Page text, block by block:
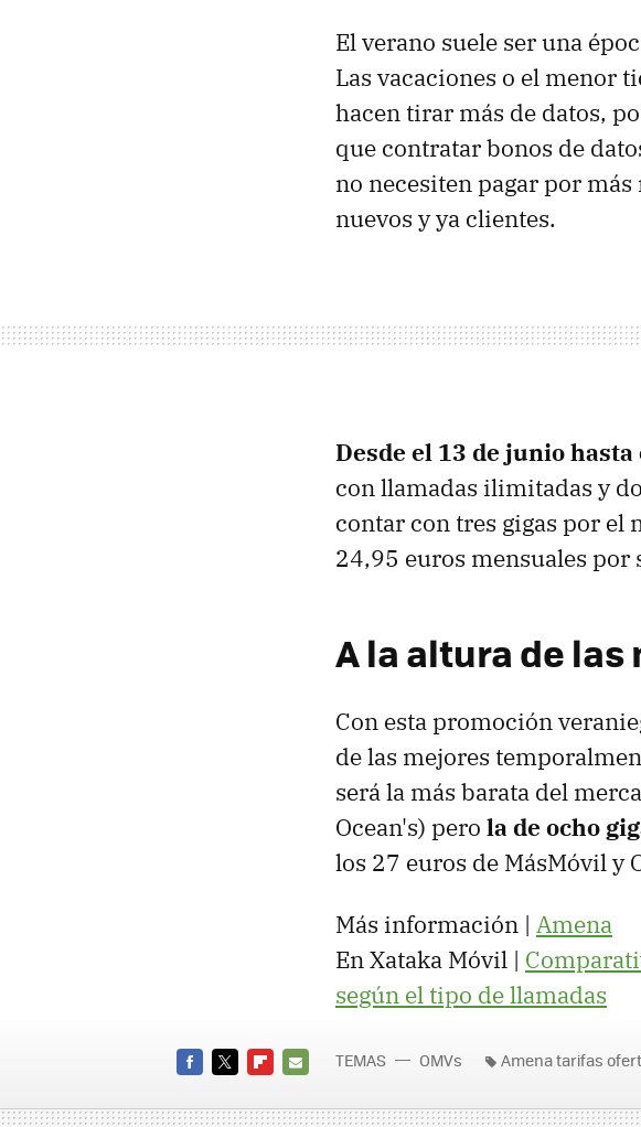
El verano suele ser una
Las vacaciones o el menor
hacen tirar más de datos,
que contratar bonos de
no necesiten pagar por
nuevos y ya clientes.
Desde el 13 de junio
con llamadas ilimitadas y
contar con tres gigas por el
24,95 euros mensuales por
A la altura de
Con esta promoción
de las mejores
será la más barata del
Ocean's) pero la de ocho
los 27 euros de MásMóvil y
Más información | Amena
En Xataka Móvil |
según el tipo de llamadas
MAIL
TEMAS OMVs Amena tarifas